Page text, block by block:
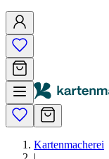
Kartenmacherei